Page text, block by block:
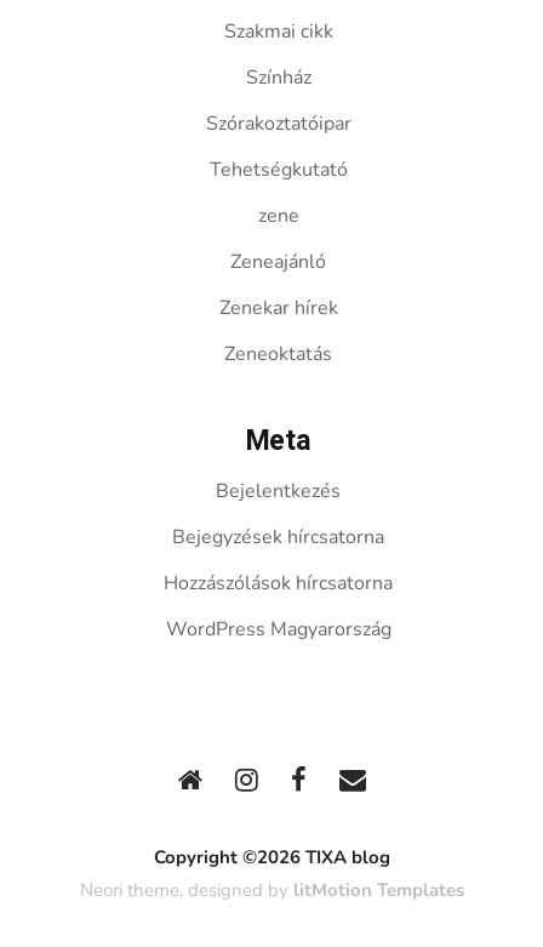
Szakmai cikk
Színház
Szórakoztatóipar
Tehetségkutató
zene
Zeneajánló
Zenekar hírek
Zeneoktatás
Meta
Bejelentkezés
Bejegyzések hírcsatorna
Hozzászólások hírcsatorna
WordPress Magyarország
Copyright ©2026 TIXA blog
Neori theme, designed by litMotion Templates